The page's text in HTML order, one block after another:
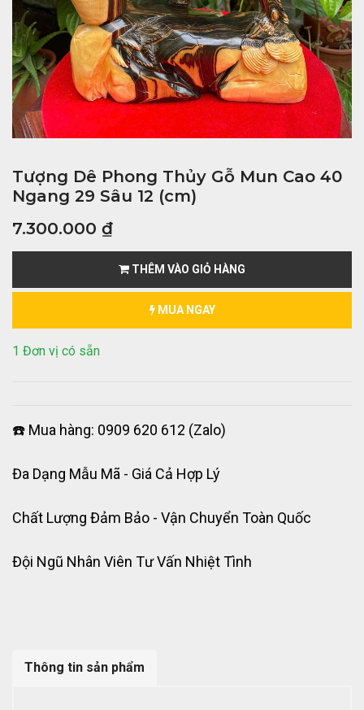
Tượng Dê Phong Thủy Gỗ Mun Cao 40
Ngang 29 Sâu 12 (cm)
7.300.000 ₫
THÊM VÀO GIỎ HÀNG
MUA NGAY
1 Đơn vị có sẵn
☎️ Mua hàng: 0909 620 612 (Zalo)
Đa Dạng Mẫu Mã - Giá Cả Hợp Lý
Chất Lượng Đảm Bảo - Vận Chuyển Toàn Quốc
Đội Ngũ Nhân Viên Tư Vấn Nhiệt Tình
Thông tin sản phẩm